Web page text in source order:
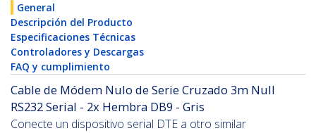
General
Descripción del Producto
Especificaciones Técnicas
Controladores y Descargas
FAQ y cumplimiento
Cable de Módem Nulo de Serie Cruzado 3m Null
RS232 Serial - 2x Hembra DB9 - Gris
Conecte un dispositivo serial DTE a otro similar